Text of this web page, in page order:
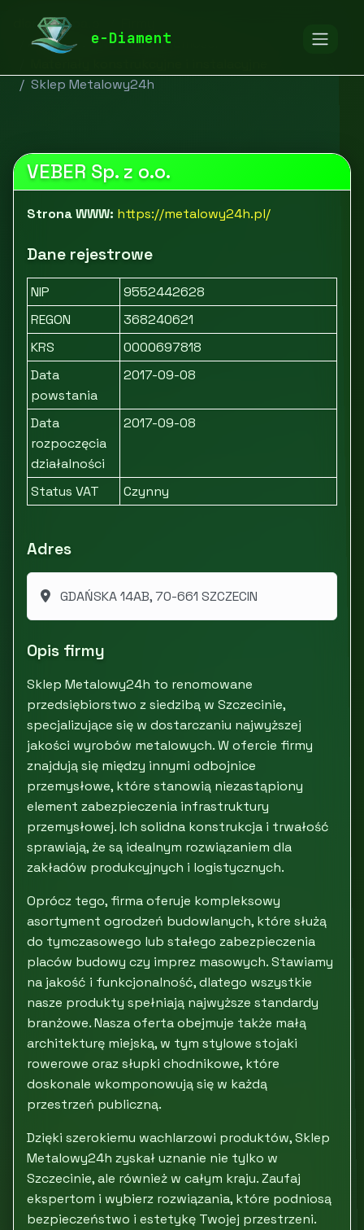
e-Diament
diamentspa.pl
Budownictwo i nieruchomości
Sklep Metalowy24h
VEBER Sp. z o.o.
Strona WWW: https://metalowy24h.pl/
Dane rejestrowe
NIP
9552442628
REGON
368240621
KRS
0000697818
Data
powstania
2017-09-08
Data
rozpoczęcia
działalności
2017-09-08
Status VAT Czynny
Adres
GDAŃSKA 14AB, 70-661 SZCZECIN
Opis firmy
Sklep Metalowy24h to renomowane
przedsiębiorstwo z siedzibą w Szczecinie,
specjalizujące się w dostarczaniu najwyższej
jakości wyrobów metalowych. W ofercie firmy
znajdują się między innymi odbojnice
przemysłowe, które stanowią niezastąpiony
element zabezpieczenia infrastruktury
przemysłowej. Ich solidna konstrukcja i trwałość
sprawiają, że są idealnym rozwiązaniem dla
zakładów produkcyjnych i logistycznych.
Oprócz tego, firma oferuje kompleksowy
asortyment ogrodzeń budowlanych, które służą
do tymczasowego lub stałego zabezpieczenia
placów budowy czy imprez masowych. Stawiamy
na jakość i funkcjonalność, dlatego wszystkie
nasze produkty spełniają najwyższe standardy
branżowe. Nasza oferta obejmuje także małą
architekturę miejską, w tym stylowe stojaki
rowerowe oraz słupki chodnikowe, które
doskonale wkomponowują się w każdą
przestrzeń publiczną.
Dzięki szerokiemu wachlarzowi produktów, Sklep
Metalowy24h zyskał uznanie nie tylko w
Szczecinie, ale również w całym kraju. Zaufaj
ekspertom i wybierz rozwiązania, które podniosą
bezpieczeństwo i estetykę Twojej przestrzeni.